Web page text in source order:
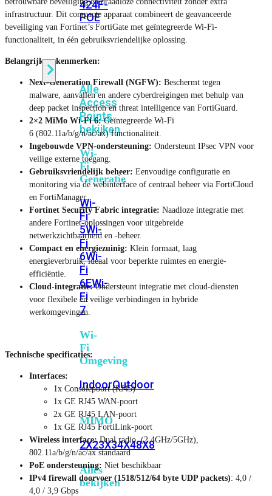
424F-
POE
Alle
Access
Points
bekijken
Wi-
Fi
Generatie
Wi-
Fi
5Wi-
Fi
6Wi-
Fi
6EWi-
Fi
7
Wi-
Fi
Omgeving
IndoorOutdoor
MIMO
2X23X34X48X8
Alles
bekijken
infrastructuur. Dit compacte apparaat combineert de geavanceerde
beveiliging van Fortinet’s FortiGate met geïntegreerde Wi-Fi-
functionaliteit, in één gebruiksvriendelijke oplossing.
Belangrijkste kenmerken:
Next-Generation Firewall (NGFW): Beschermt tegen
malware, aanvallen en andere cyberdreigingen met behulp van
deep packet inspection en threat intelligence van FortiGuard.
2×2 MiMo Wi-Fi 6:Geïntegreerde Wi-Fi
6 (802.11a/b/g/n/ac/ax) functionaliteit.
Ingebouwde VPN-ondersteuning: Ondersteunt IPsec VPN voor
veilige externe toegang.
Gebruiksvriendelijk beheer: Eenvoudige configuratie en
monitoring via de webinterface of centraal beheer via FortiCloud
en FortiManager.
Fortinet Security Fabric integratie: Naadloze integratie met
andere Fortinet-oplossingen voor uitgebreide
netwerkzichtbaarheid en -beheer.
Compact en energiezuinig: Klein formaat, laag
energieverbruik, ideaal voor beperkte ruimtes en energie-
efficiëntie.
Cloud-integratie:Ondersteunt integratie met cloud-diensten
voor flexibele en veilige verbindingen in hybride
werkomgevingen.
Technische specificaties:
Interfaces:
1x Consolepoort (RJ45)
1x GE RJ45 WAN-poort
2x GE RJ45 LAN-poort
1x GE RJ45 FortiLink-poort
Wireless interface:Dual radio, (2.4GHz/5GHz),
802.11a/b/g/n/ac/ax standaard
PoE ondersteuning: Niet beschikbaar
IPv4 firewall doorvoer (1518/512/64 byte UDP packets): 4,0 /
4,0 / 3,9 Gbps